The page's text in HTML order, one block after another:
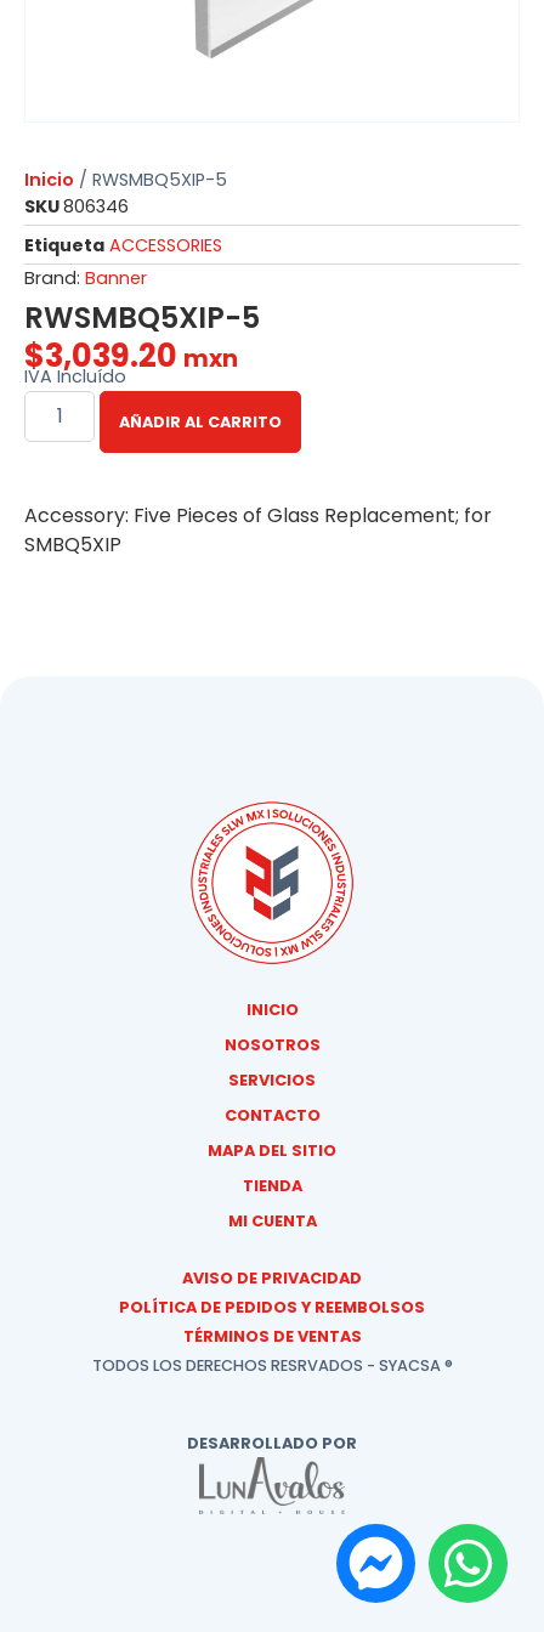
Inicio / RWSMBQ5XIP-5
SKU806346
Etiqueta ACCESSORIES
Brand: Banner
RWSMBQ5XIP-5
$3,039.20 mxn
IVA Incluído
AÑADIR AL CARRITO
Accessory: Five Pieces of Glass Replacement; for
SMBQ5XIP
INICIO
NOSOTROS
SERVICIOS
CONTACTO
MAPA DEL SITIO
TIENDA
MI CUENTA
AVISO DE PRIVACIDAD
POLÍTICA DE PEDIDOS Y REEMBOLSOS
TÉRMINOS DE VENTAS
TODOS LOS DERECHOS RESRVADOS - SYACSA ®
DESARROLLADO POR